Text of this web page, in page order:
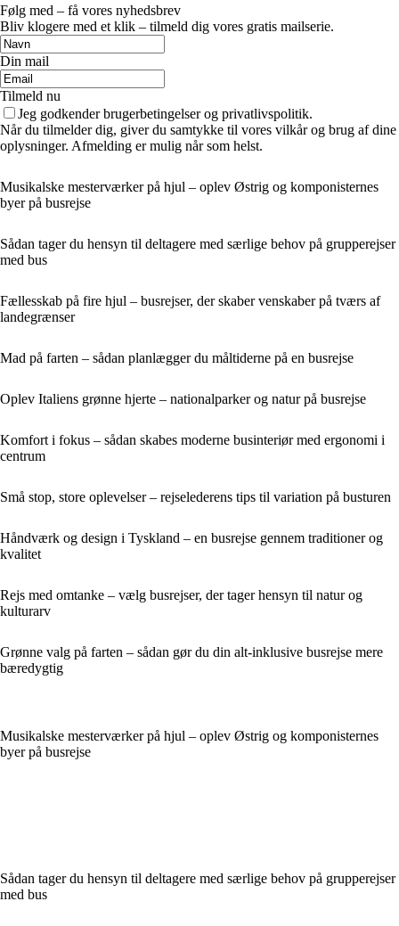
Følg med – få vores nyhedsbrev
Bliv klogere med et klik – tilmeld dig vores gratis mailserie.
Din mail
Tilmeld nu
Jeg godkender brugerbetingelser og privatlivspolitik.
Når du tilmelder dig, giver du samtykke til vores vilkår og brug af dine
oplysninger. Afmelding er mulig når som helst.
Musikalske mesterværker på hjul – oplev Østrig og komponisternes
byer på busrejse
Sådan tager du hensyn til deltagere med særlige behov på grupperejser
med bus
Fællesskab på fire hjul – busrejser, der skaber venskaber på tværs af
landegrænser
Mad på farten – sådan planlægger du måltiderne på en busrejse
Oplev Italiens grønne hjerte – nationalparker og natur på busrejse
Komfort i fokus – sådan skabes moderne businteriør med ergonomi i
centrum
Små stop, store oplevelser – rejselederens tips til variation på busturen
Håndværk og design i Tyskland – en busrejse gennem traditioner og
kvalitet
Rejs med omtanke – vælg busrejser, der tager hensyn til natur og
kulturarv
Grønne valg på farten – sådan gør du din alt-inklusive busrejse mere
bæredygtig
Musikalske mesterværker på hjul – oplev Østrig og komponisternes
byer på busrejse
Sådan tager du hensyn til deltagere med særlige behov på grupperejser
med bus